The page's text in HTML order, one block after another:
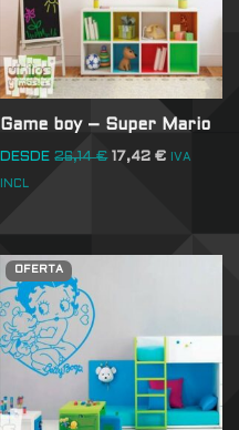
Game boy – Super Mario
DESDE 26,14€ 17,42€ IVA
INCL
OFERTA